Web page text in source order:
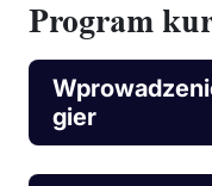
Program
gier